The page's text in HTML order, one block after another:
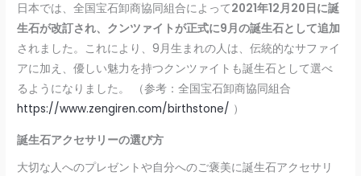
日本では、全国宝石卸商協同組合によって2021年12月20日に誕
生石が改訂され、クンツァイトが正式に9月の誕生石として追加
されました。これにより、9月生まれの人は、伝統的なサファイ
アに加え、優しい魅力を持つクンツァイトも誕生石として選べ
るようになりました。 （参考：全国宝石卸商協同組合
https://www.zengiren.com/birthstone/ ）
誕生石アクセサリーの選び方
大切な人へのプレゼントや自分へのご褒美に誕生石アクセサリ